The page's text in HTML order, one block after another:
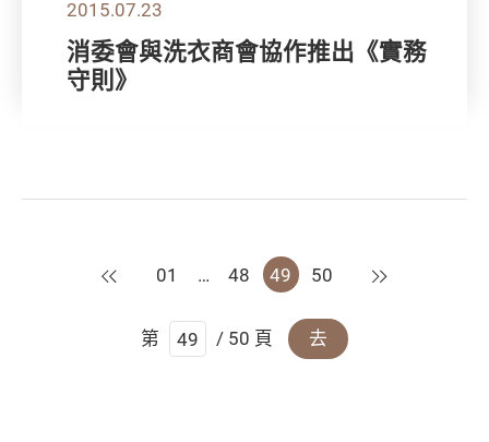
2015.07.23
消委會與洗衣商會協作推出《實務
守則》
上一頁
01 … 48 49 50 下一頁
第 / 50 頁 去